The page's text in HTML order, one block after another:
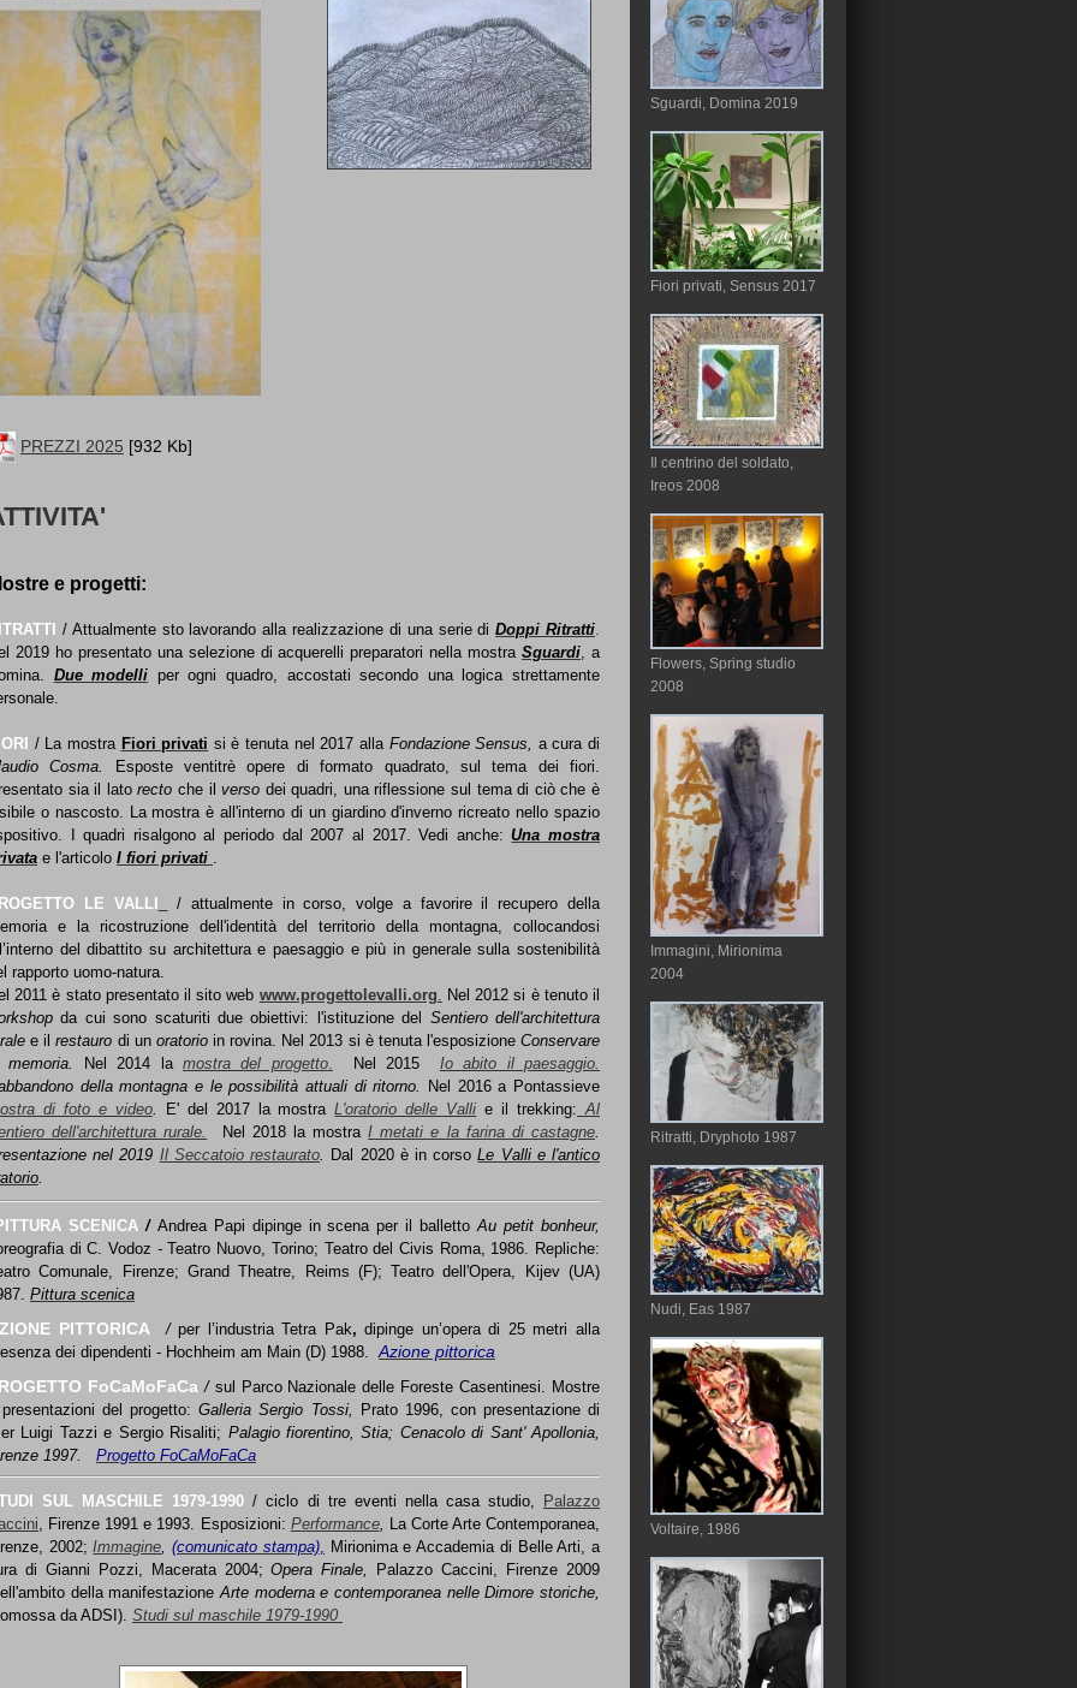
PREZZI 2025 [932 Kb]
e progetti:
/Attualmente sto lavorando alla realizzazione di una serie diDoppi Ritratti.
2019 ho presentato una selezione di acquerelli preparatori nella mostraSguardi, a
Due modelli per ogni quadro, accostati secondo una logica strettamente
/ La mostra Fiori privati si è tenuta nel 2017 alla Fondazione Sensus, a cura di
Cosma.
Esposte ventitrè opere di formato quadrato, sul tema dei fiori.
sia il latorecto che ilverso dei quadri, una riflessione sul tema di ciò che è
o nascosto. La mostra èall'interno di un giardino d'invernoricreato nello spazio
I quadri risalgono al periodo dal 2007 al 2017. Vedi anche:Una mostra
e l'articolo I fiori privati .
LE VALLI / attualmente in corso, volge a favorire il recupero della
e la ricostruzione dell'identità del territorio della montagna, collocandosi
del dibattito su architettura e paesaggio e più in generale sulla sostenibilità
rapporto uomo-natura.
2011 è stato presentato il sito web www.progettolevalli.org. Nel 2012 si è tenuto il
da cui sono scaturiti due obiettivi: l'istituzione del Sentiero dell'architettura
e ilrestauro di unoratorioin rovina. Nel 2013 si è tenuta l'esposizioneConservare
memoria.
Nel 2014 l amostra del progetto. Nel 2015 Io abito il paesaggio.
della montagna e le possibilità attuali di ritorno.
Nel 2016 a Pontassieve
di foto e video. E' del 2017 la mostraL'oratorio delle Valli e il trekking: Al
dell'architettura rurale.
Nel 2018 la mostraI metati e la farina di castagne.
nel 2019 Il Seccatoio restaurato. Dal 2020 è incorsoLe Valli e l'antico
.
SCENICA/ Andrea Papi dipinge in scena per il balletto Au petit bonheur,
di C. Vodoz -Teatro Nuovo, Torino; Teatro del Civis Roma, 1986. Repliche:
Comunale, Firenze; Grand Theatre,
Reims (F); Teatro dell'Opera, Kijev (UA)
Pittura scenica
PITTORICA /per l’industria Tetra Pak,dipinge un’opera di 25 metri alla
dei dipendenti - Hochheim am Main (D) 1988.Azione pittorica
FoCaMoFaCa /sul Parco Nazionale delle Foreste Casentinesi. Mostre
del progetto:Galleria Sergio Tossi,
Prato 1996, con presentazione di
Luigi Tazzi e Sergio Risaliti; Palagio fiorentino, Stia; Cenacolo di Sant' Apollonia,
1997. Progetto FoCaMoFaCa
SUL MASCHILE 1979-1990/ ciclo di tre eventi nella casa studio,
Palazzo
, Firenze 1991 e 1993. Esposizioni: Performance, La Corte Arte Contemporanea,
2002;Immagine,(comunicato stampa), Mirionima e Accademia di Belle Arti, a
di Gianni Pozzi, Macerata 2004;Opera Finale,
Palazzo Caccini, Firenze 2009
della manifestazioneArte moderna e contemporanea nelle Dimore storiche,
da ADSI). Studi sul maschile 1979-1990
Sguardi, Domina 2019
Fiori privati, Sensus 2017
Il centrino del soldato,
Ireos 2008
Flowers, Spring studio
2008
Immagini, Mirionima
2004
Ritratti, Dryphoto 1987
Nudi, Eas 1987
Voltaire, 1986